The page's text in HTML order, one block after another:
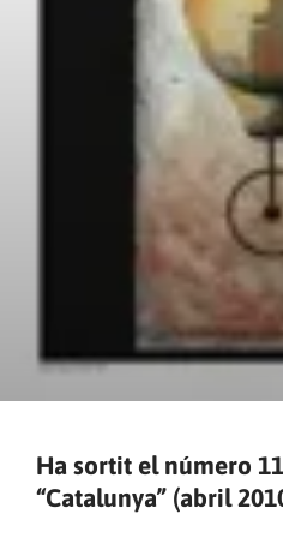
Ha sortit el número
“Catalunya” (abril